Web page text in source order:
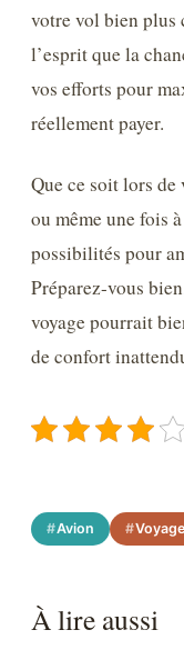
votre vol bien plus
l’esprit que la
vos efforts pour
réellement payer.
Que ce soit lors
ou même une fois
possibilités pour
Préparez-vous
voyage pourrait
de confort
Avion Voyage
À lire aussi